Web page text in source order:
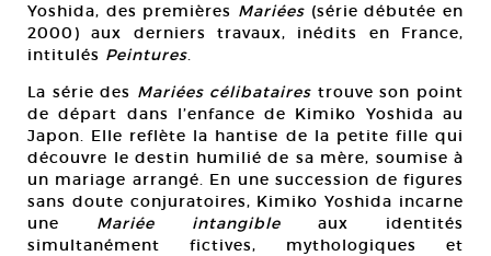
Yoshida, des premières Mariées (série débutée en
2000) aux derniers travaux, inédits en France,
intitulés Peintures.
La série des Mariées célibataires trouve son point
de départ dans l’enfance de Kimiko Yoshida au
Japon. Elle reflète la hantise de la petite fille qui
découvre le destin humilié de sa mère, soumise à
un mariage arrangé. En une succession de figures
sans doute conjuratoires, Kimiko Yoshida incarne
une Mariée intangible aux identités
simultanément fictives, mythologiques et